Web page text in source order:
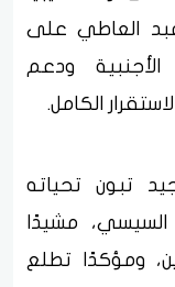
عبد العاطي على
ودعم
الكامل.
تبون تحياته
السيسي، مشيدًا
ومؤكدًا تطلع